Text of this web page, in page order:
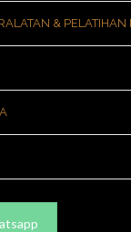
& PELATIHAN